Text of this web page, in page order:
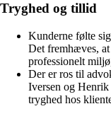
Tryghed og tillid
Kunderne følte
Det fremhæves,
professionelt
Der er ros til
Iversen og Henrik
tryghed hos